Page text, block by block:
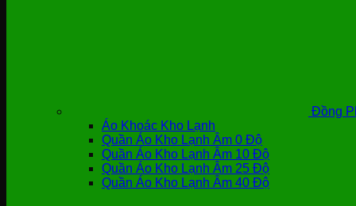
Đồng
Áo Khoác Kho Lạnh
Quần Áo Kho Lạnh Âm 0 Độ
Quần Áo Kho Lạnh Âm 10 Độ
Quần Áo Kho Lạnh Âm 25 Độ
Quần Áo Kho Lạnh Âm 40 Độ